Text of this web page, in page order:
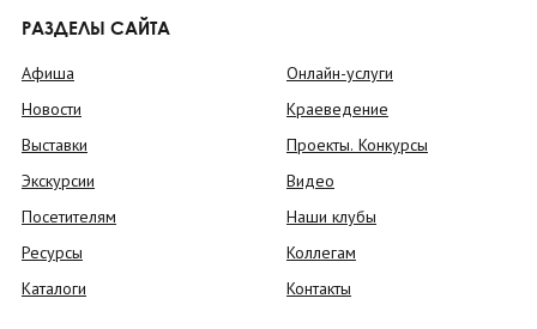
РАЗДЕЛЫ САЙТА
Афиша
Новости
Выставки
Экскурсии
Посетителям
Ресурсы
Каталоги
Онлайн-услуги
Краеведение
Проекты. Конкурсы
Видео
Наши клубы
Коллегам
Контакты